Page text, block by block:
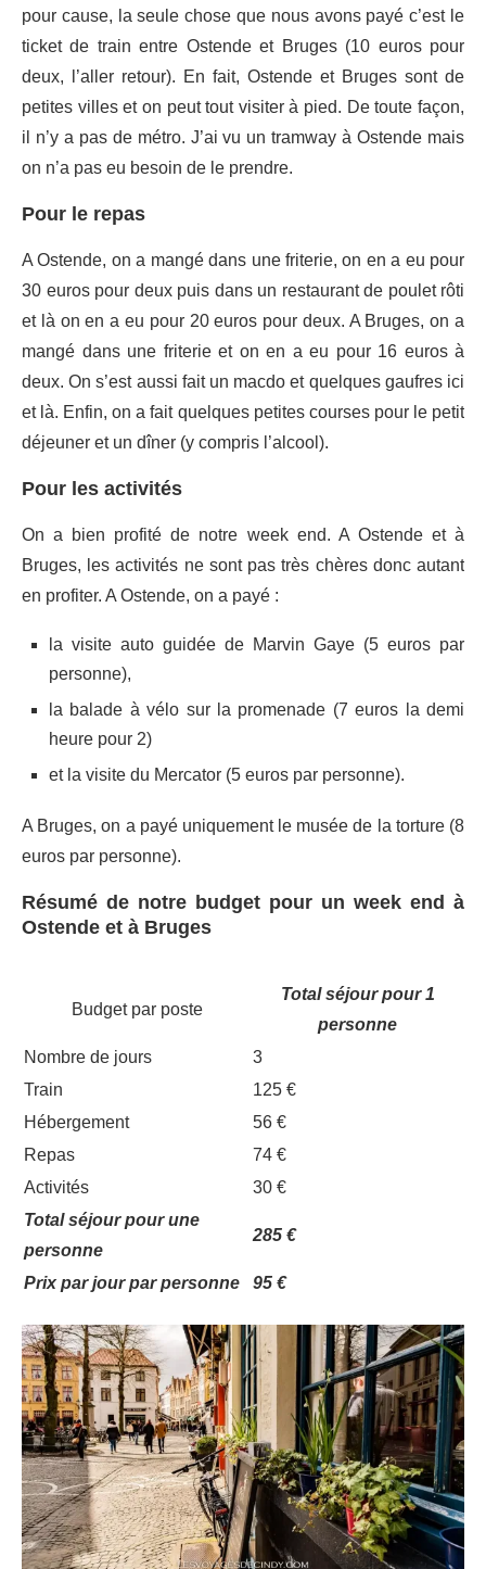
pour cause, la seule chose que nous avons payé c’est le
ticket de train entre Ostende et Bruges (10 euros pour
deux, l’aller retour). En fait, Ostende et Bruges sont de
petites villes et on peut tout visiter à pied. De toute façon,
il n’y a pas de métro. J’ai vu un tramway à Ostende mais
on n’a pas eu besoin de le prendre.
Pour le repas
A Ostende, on a mangé dans une friterie, on en a eu pour
30 euros pour deux puis dans un restaurant de poulet rôti
et là on en a eu pour 20 euros pour deux. A Bruges, on a
mangé dans une friterie et on en a eu pour 16 euros à
deux. On s’est aussi fait un macdo et quelques gaufres ici
et là. Enfin, on a fait quelques petites courses pour le petit
déjeuner et un dîner (y compris l’alcool).
Pour les activités
On a bien profité de notre week end. A Ostende et à
Bruges, les activités ne sont pas très chères donc autant
en profiter. A Ostende, on a payé :
la visite auto guidée de Marvin Gaye (5 euros par
personne),
la balade à vélo sur la promenade (7 euros la demi
heure pour 2)
et la visite du Mercator (5 euros par personne).
A Bruges, on a payé uniquement le musée de la torture (8
euros par personne).
Résumé de notre budget pour un week end à
Ostende et à Bruges
Budget par poste
Total séjour pour 1
personne
Nombre de jours
3
Train
125 €
Hébergement
56 €
Repas
74 €
Activités
30 €
Total séjour pour une
personne
285 €
Prix par jour par personne 95 €